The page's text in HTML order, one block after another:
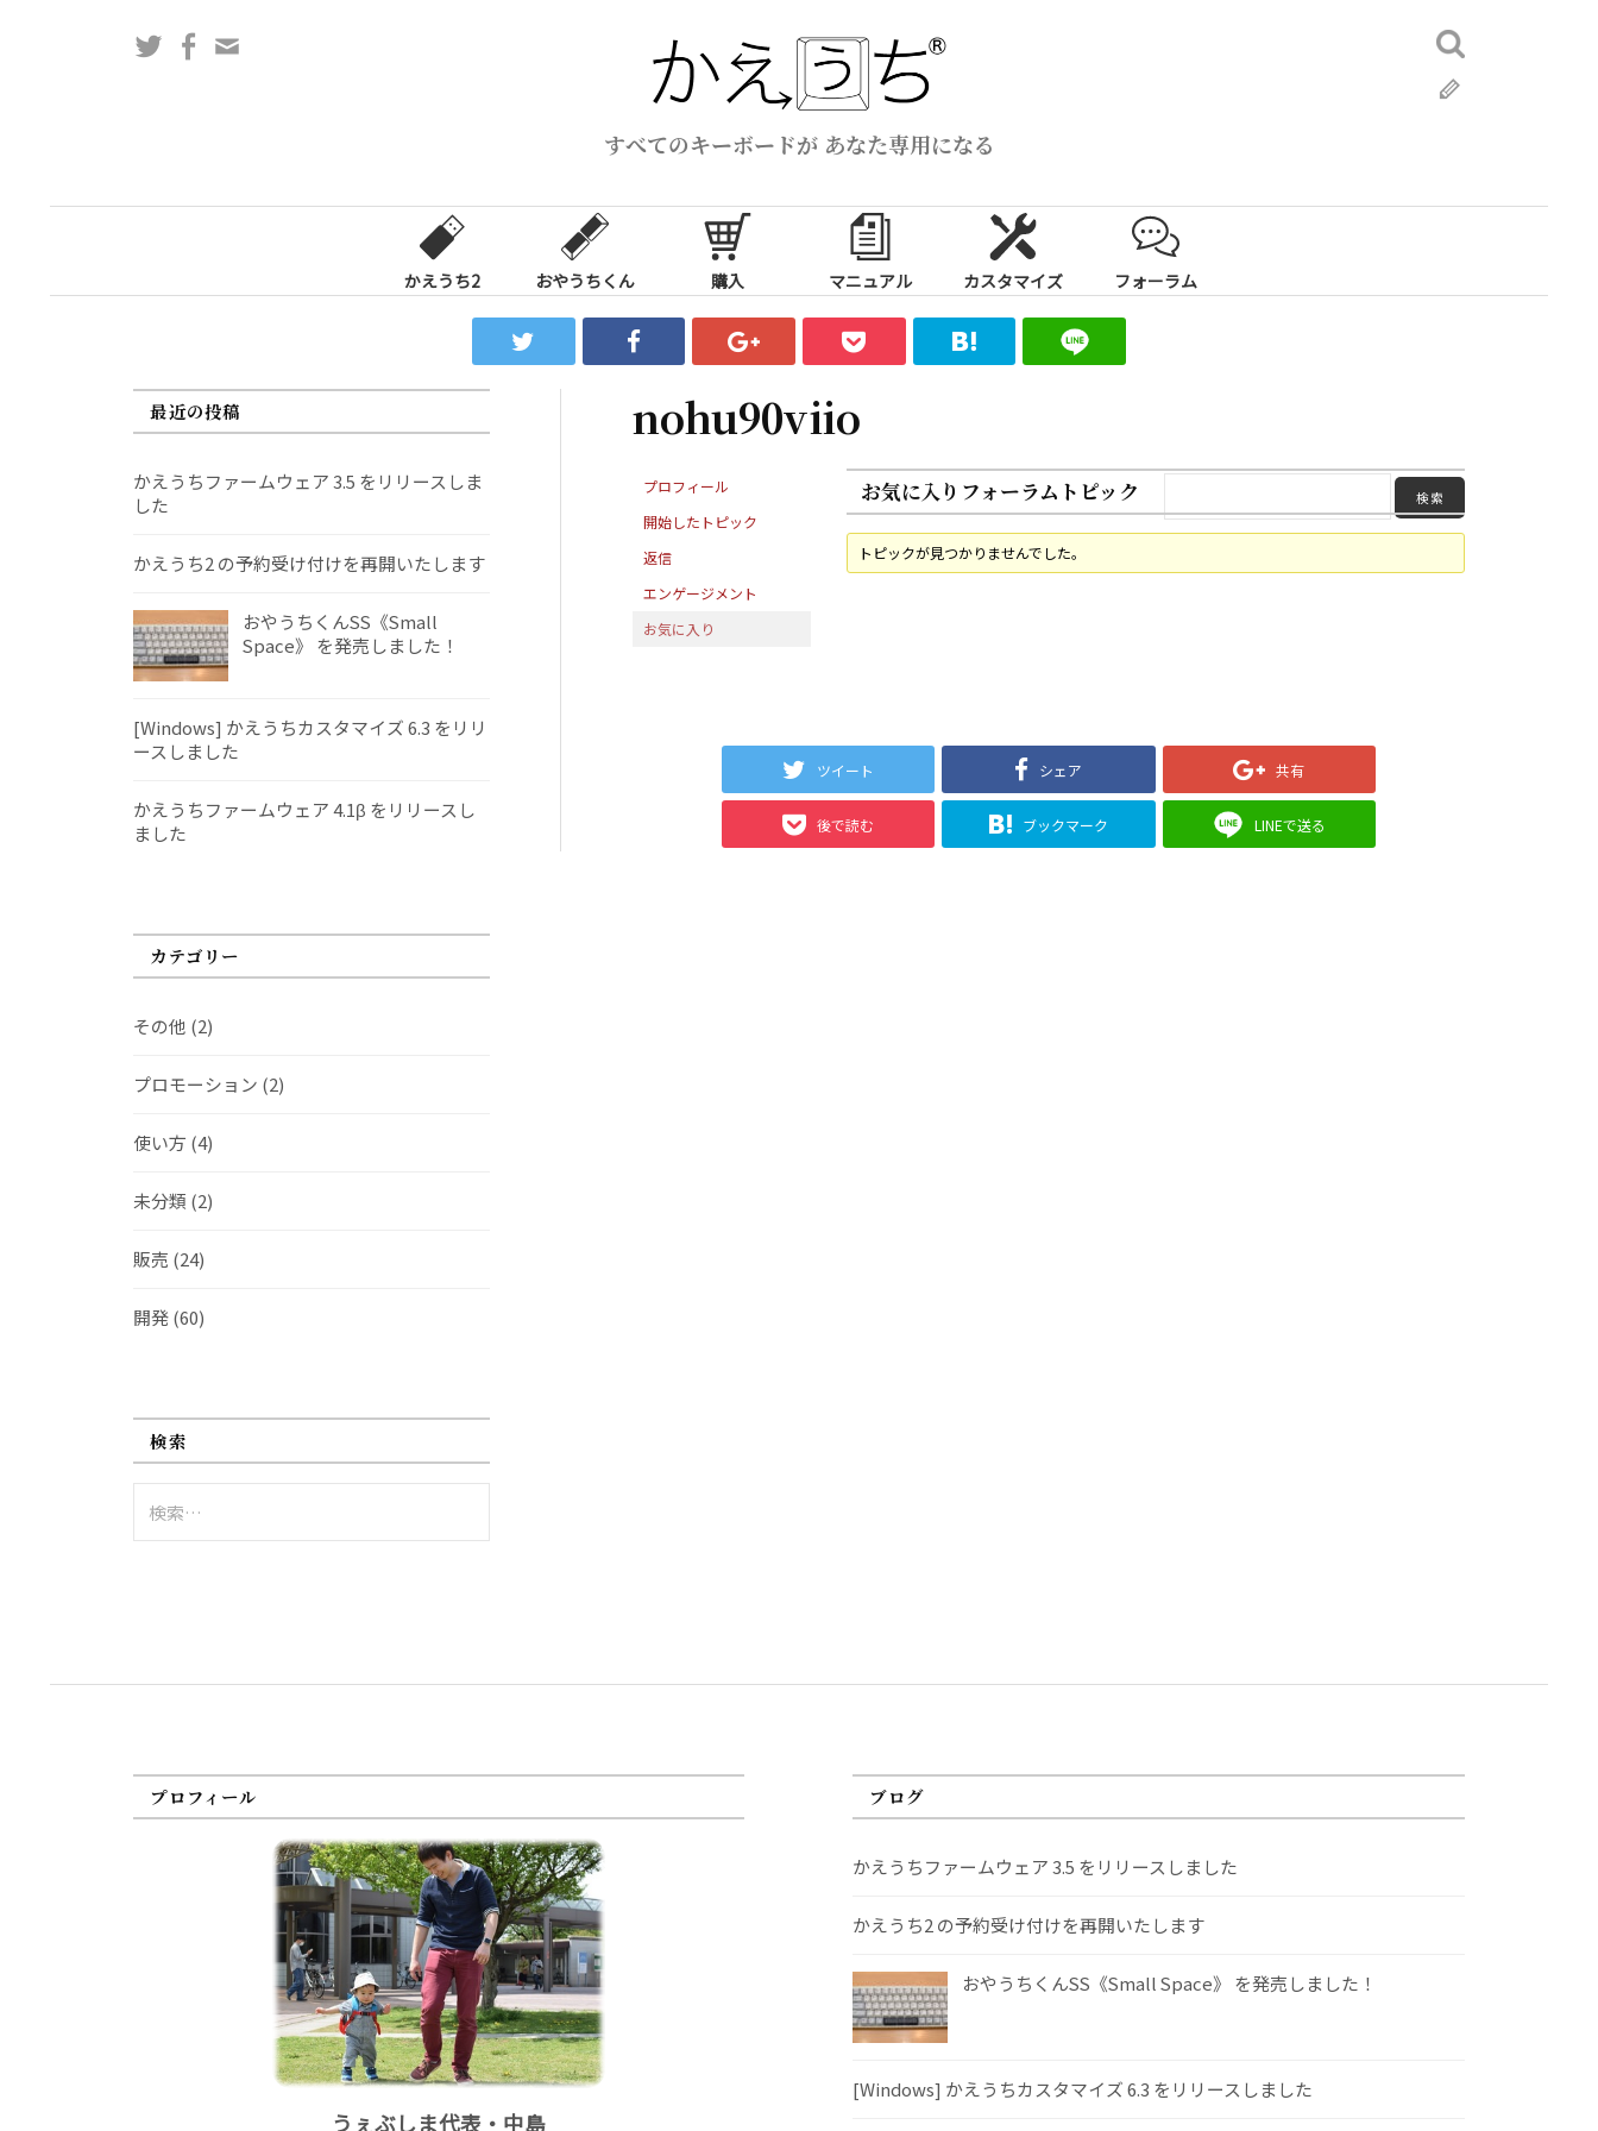
ス
すべてのキーボードが あなた専用になる
TwitterFacebook
検
索:
かえうち2 おやうちくん 購入 マニュアル カスタマイズ フォーラム
nohu90viio
プロフィール
開始したトピック
返信
エンゲージメント
お気に入り
お気に入りフォーラムトピック
トピックが見つかりませんでした。
ツイート シェア 共有
後で読む ブックマーク LINEで送る
最近の投稿
かえうちファームウェア 3.5 をリリースしま
した
かえうち2 の予約受け付けを再開いたします
おやうちくんSS《Small
Space》 を発売しました！
[Windows] かえうちカスタマイズ 6.3 をリリ
ースしました
かえうちファームウェア 4.1β をリリースし
ました
カテゴリー
その他 (2)
プロモーション (2)
使い方 (4)
未分類 (2)
販売 (24)
開発(60)
検索
索:
プロフィール
うぇぶしま代表・中島
ブログ
かえうちファームウェア 3.5 をリリースしました
かえうち2 の予約受け付けを再開いたします
おやうちくんSS《Small Space》 を発売しました！
[Windows] かえうちカスタマイズ 6.3 をリリースしました